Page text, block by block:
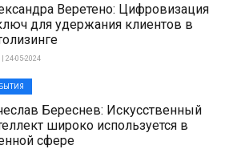
Веретено: Цифровизация
для удержания клиентов в
| 24-05-2024
Береснев: Искусственный
широко используется в
сфере